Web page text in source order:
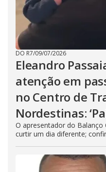
DO R7/09/07/2026
Eleandro
atenção em
no Centro de
Nordestinas:
O apresentador do
curtir um dia diferente;